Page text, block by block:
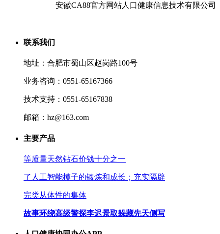
安徽CA88官方网站人口健康信息技术有限公司
联系我们
地址：合肥市蜀山区赵岗路100号
业务咨询：0551-65167366
技术支持：0551-65167838
邮箱：hz@163.com
主要产品
等质量天然钻石价钱十分之一
了人工智能模子的锻炼和成长；充实隔辟
完类从体性的集体
故事环绕高级警探李迟景取躲藏先天侧写